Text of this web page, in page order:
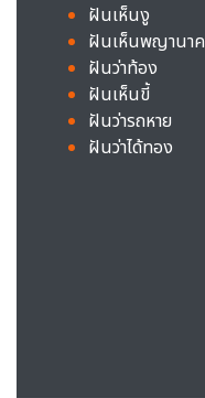
ฝันเห็นงู
ฝันเห็นพญานาค
ฝันว่าท้อง
ฝันเห็นขี้
ฝันว่ารถหาย
ฝันว่าได้ทอง